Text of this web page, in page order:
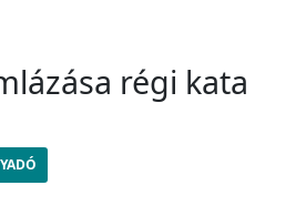
régi kata